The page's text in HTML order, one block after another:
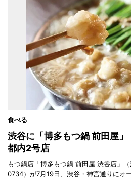
食べる
渋谷に「博多もつ鍋 前田屋
都内2号店
もつ鍋店「博多もつ鍋 前田屋 渋谷店」
0734）が7月19日、渋谷・神宮通りにオ